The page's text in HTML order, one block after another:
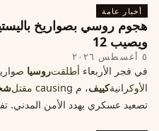
أخبار عامة
هجوم روسي بصواريخ
ويصيب 12
٥ أغسطس ٢٠٢٦
في فجر الأربعاء أطلقتروسيا
الأوكرانيةكييف، م causing مقتل
تصعيد عسكري يهدد الأمن المدني.